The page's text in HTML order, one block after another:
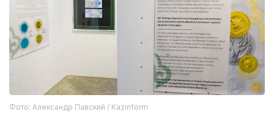
Фото: Александр Павский / Kazinform